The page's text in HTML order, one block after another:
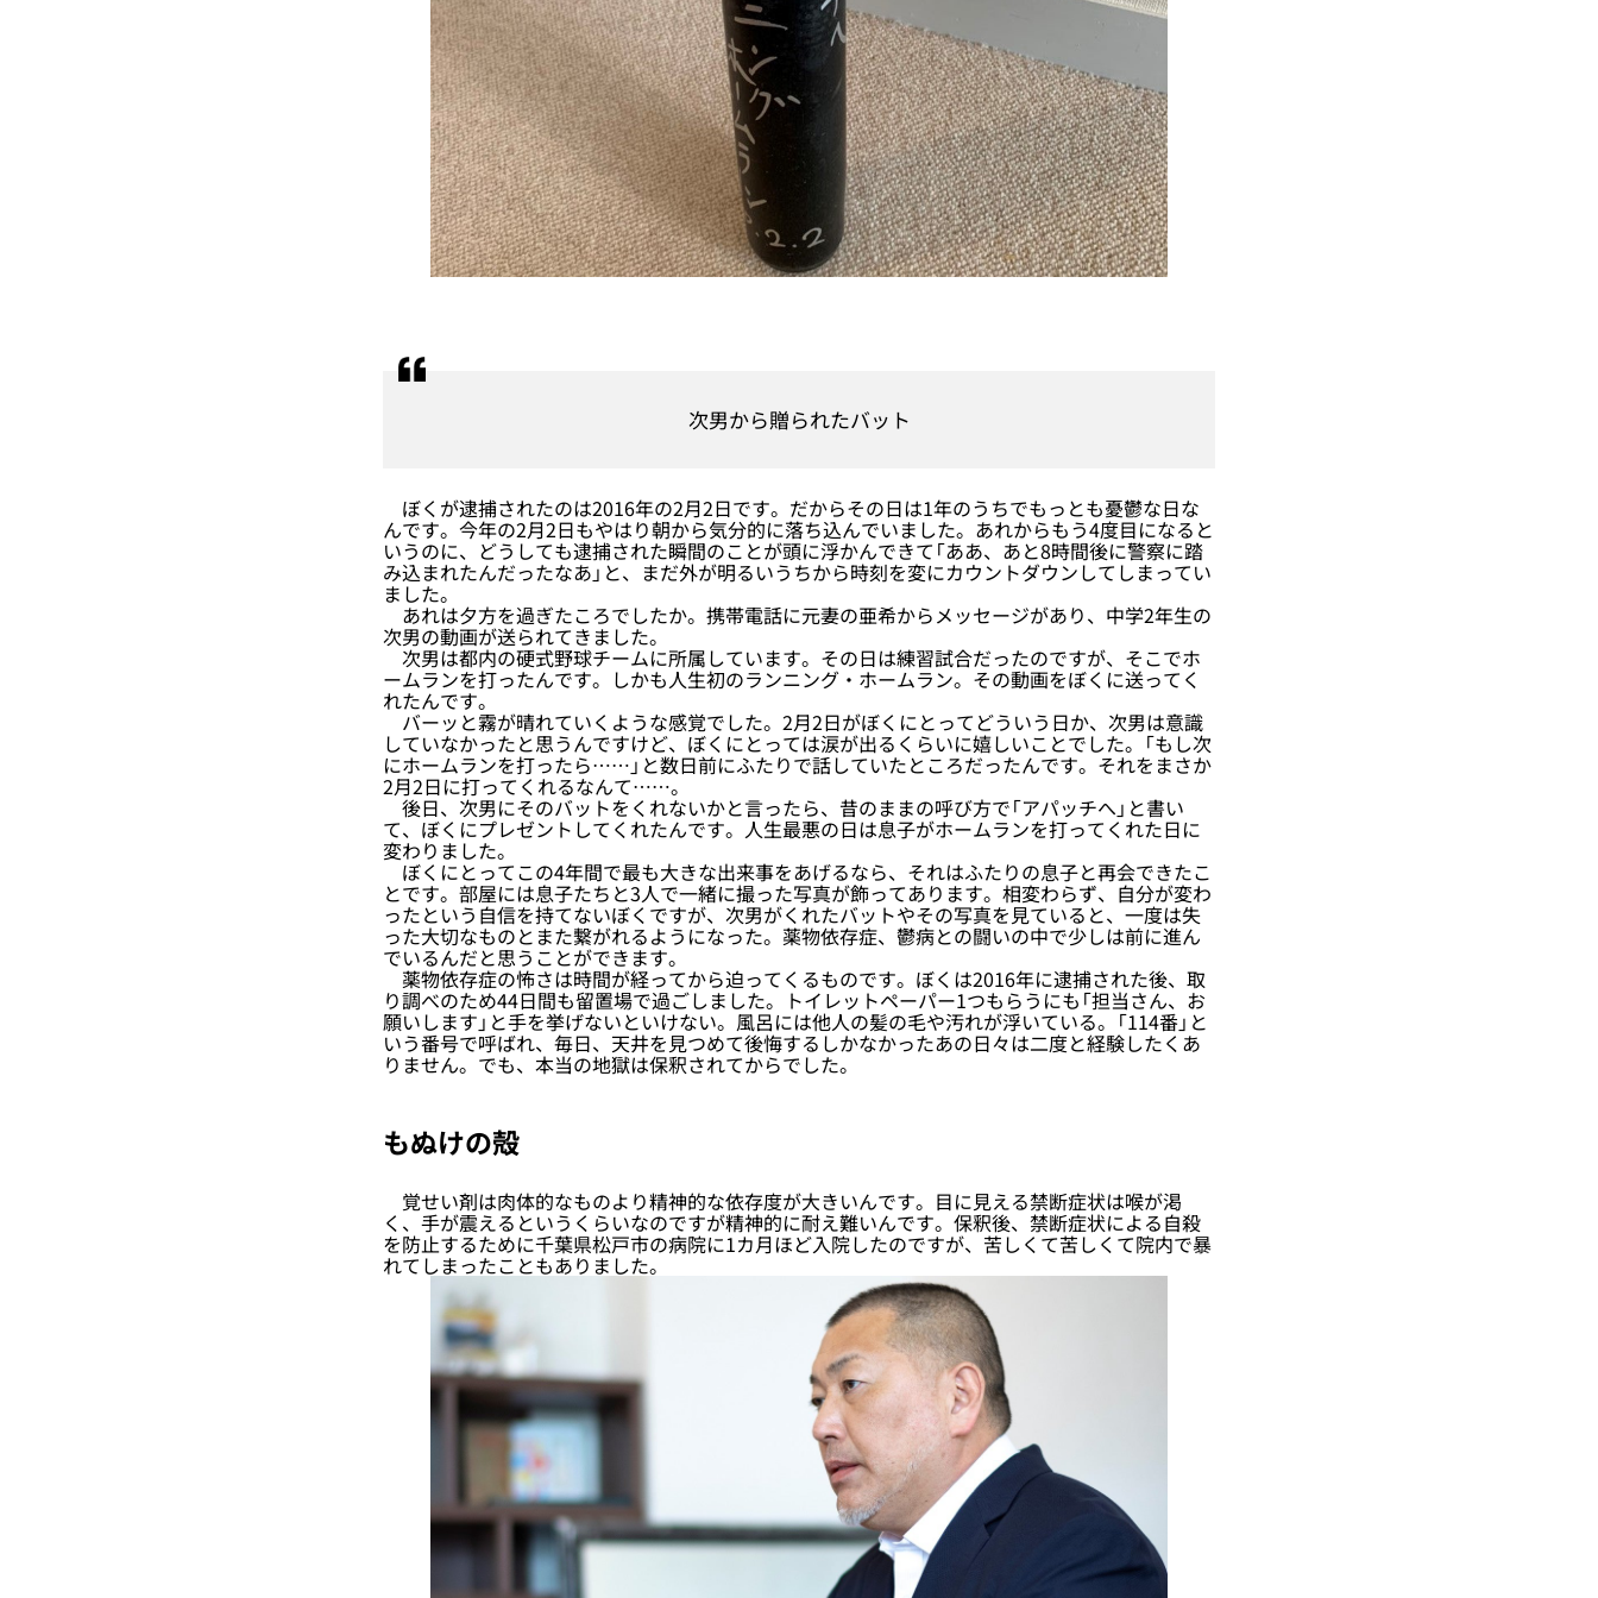
次男から贈られたバット
ぼくが逮捕されたのは2016年の2月2日です。だからその日は1年のうちでもっとも憂鬱な日な
んです。今年の2月2日もやはり朝から気分的に落ち込んでいました。あれからもう4度目になると
いうのに、どうしても逮捕された瞬間のことが頭に浮かんできて「ああ、あと8時間後に警察に踏
み込まれたんだったなあ」と、まだ外が明るいうちから時刻を変にカウントダウンしてしまってい
ました。
あれは夕方を過ぎたころでしたか。携帯電話に元妻の亜希からメッセージがあり、中学2年生の
次男の動画が送られてきました。
次男は都内の硬式野球チームに所属しています。その日は練習試合だったのですが、そこでホ
ームランを打ったんです。しかも人生初のランニング・ホームラン。その動画をぼくに送ってく
れたんです。
バーッと霧が晴れていくような感覚でした。2月2日がぼくにとってどういう日か、次男は意識
していなかったと思うんですけど、ぼくにとっては涙が出るくらいに嬉しいことでした。「もし次
にホームランを打ったら……」と数日前にふたりで話していたところだったんです。それをまさか
2月2日に打ってくれるなんて……。
後日、次男にそのバットをくれないかと言ったら、昔のままの呼び方で「アパッチへ」と書い
て、ぼくにプレゼントしてくれたんです。人生最悪の日は息子がホームランを打ってくれた日に
変わりました。
ぼくにとってこの4年間で最も大きな出来事をあげるなら、それはふたりの息子と再会できたこ
とです。部屋には息子たちと3人で一緒に撮った写真が飾ってあります。相変わらず、自分が変わ
ったという自信を持てないぼくですが、次男がくれたバットやその写真を見ていると、一度は失
った大切なものとまた繋がれるようになった。薬物依存症、鬱病との闘いの中で少しは前に進ん
でいるんだと思うことができます。
薬物依存症の怖さは時間が経ってから迫ってくるものです。ぼくは2016年に逮捕された後、取
り調べのため44日間も留置場で過ごしました。トイレットペーパー1つもらうにも「担当さん、お
願いします」と手を挙げないといけない。風呂には他人の髪の毛や汚れが浮いている。「114番」と
いう番号で呼ばれ、毎日、天井を見つめて後悔するしかなかったあの日々は二度と経験したくあ
りません。でも、本当の地獄は保釈されてからでした。
もぬけの殻
覚せい剤は肉体的なものより精神的な依存度が大きいんです。目に見える禁断症状は喉が渇
く、手が震えるというくらいなのですが精神的に耐え難いんです。保釈後、禁断症状による自殺
を防止するために千葉県松戸市の病院に1カ月ほど入院したのですが、苦しくて苦しくて院内で暴
れてしまったこともありました。